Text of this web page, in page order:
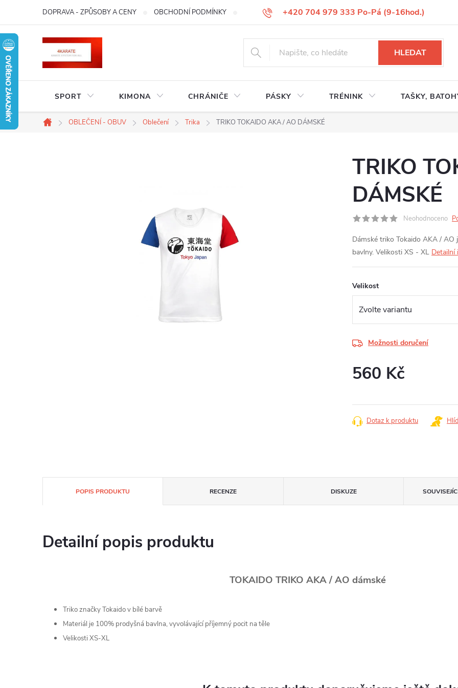
obsah
+420 704 979 333 Po-Pá (9-16hod.)
DOPRAVA - ZPŮSOBY A CENY OBCHODNÍ PODMÍNKY VÝMĚNA ZBOŽÍ REKLAMACE ZBOŽÍ ODSTOUPENÍ OD
HLEDAT
SPORT KIMONA CHRÁNIČE PÁSKY TRÉNINK TAŠKY,
Domů
OBLEČENÍ - OBUV Oblečení Trika TRIKO TOKAIDO AKA / AO DÁMSKÉ
TRIKO
DÁMSKÉ
Neohodnoceno
Dámské triko Tokaido AKA /
bavlny. Velikosti XS - XL Detailní
Velikost
Možnosti doručení
560 Kč
Dotaz k produktu
POPIS PRODUKTU RECENZE DISKUZE
Detailní popis produktu
TOKAIDO TRIKO AKA / AO dámské
Triko značky Tokaido v bílé barvě
Materiál je 100% prodyšná bavlna, vyvolávající příjemný pocit na těle
Velikosti XS-XL